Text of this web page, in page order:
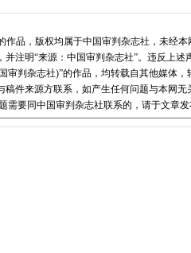
作品，版权均属于中国审判杂志社，未经
注明“来源：中国审判杂志社”。违反上述
判杂志社)”的作品，均转载自其他媒体
件来源方联系，如产生任何问题与本网无
要同中国审判杂志社联系的，请于文章发